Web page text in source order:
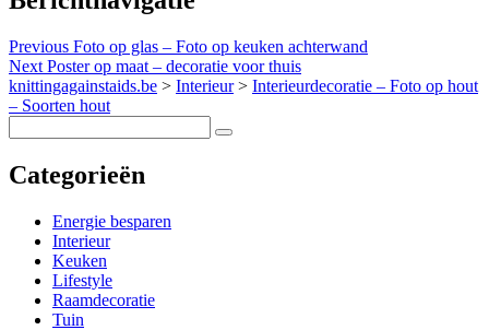
Previous Foto op glas – Foto op keuken achterwand
Next Poster op maat – decoratie voor thuis
knittingagainstaids.be > Interieur> Interieurdecoratie – Foto op hout
– Soorten hout
Categorieën
Energie besparen
Interieur
Keuken
Lifestyle
Raamdecoratie
Tuin